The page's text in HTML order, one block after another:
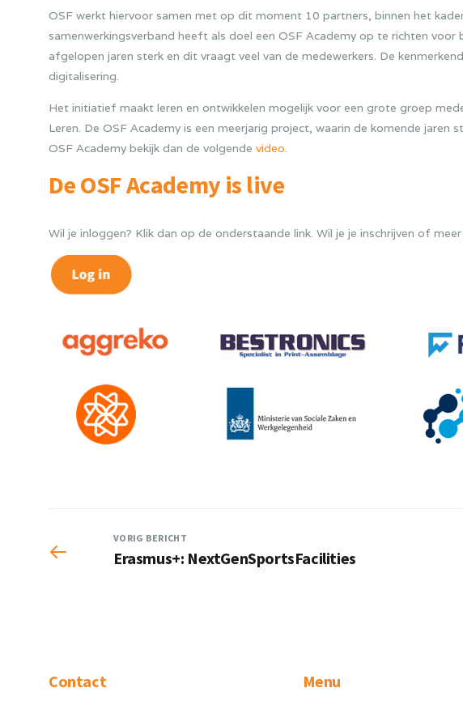
OSF werkt hiervoor samen met op dit moment 10 partners, binnen het
samenwerkingsverband heeft als doel een OSF Academy op te richten
afgelopen jaren sterk en dit vraagt veel van de medewerkers. De
digitalisering.
Het initiatief maakt leren en ontwikkelen mogelijk voor een grote groep
Leren. De OSF Academy is een meerjarig project, waarin de komende
OSF Academy bekijk dan de volgende video
De OSF Academy is live
Wil je inloggen? Klik dan op de onderstaande link. Wil je je inschrijven of
VORIG BERICHT
Erasmus+: NextGenSportsFacilities
Contact Menu